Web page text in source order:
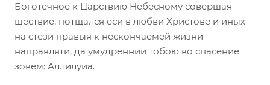
Боготечное к Царствию Небесному совершая
шествие, потщался еси в любви Христове и иных
на стези правыя к нескончаемей жизни
направляти, да умудреннии тобою во спасение
зовем: Аллилуиа.